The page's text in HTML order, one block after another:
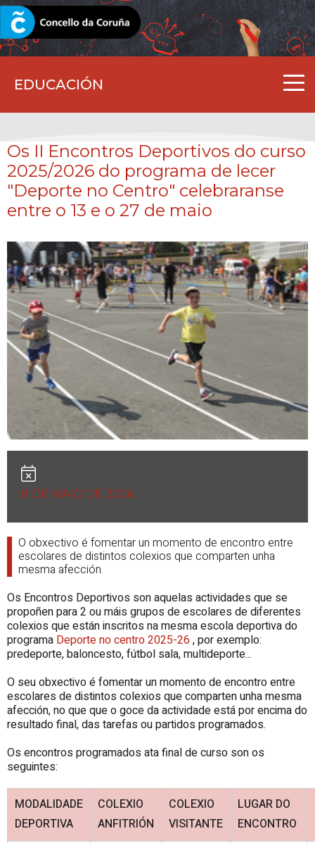
EDUCACIÓN
CORUNA.GAL
Os II Encontros Deportivos do curso
2025/2026 do programa de lecer
"Deporte no Centro" celebraranse
entre o 13 e o 27 de maio
8 DE MAIO DE 2026
O obxectivo é fomentar un momento de encontro entre
escolares de distintos colexios que comparten unha
mesma afección.
Os Encontros Deportivos son aquelas actividades que se
propoñen para 2 ou máis grupos de escolares de diferentes
colexios que están inscritos na mesma escola deportiva do
programa Deporte no centro 2025-26 , por exemplo:
predeporte, baloncesto, fútbol sala, multideporte...
O seu obxectivo é fomentar un momento de encontro entre
escolares de distintos colexios que comparten unha mesma
afección, no que que o goce da actividade está por encima do
resultado final, das tarefas ou partidos programados.
Os encontros programados ata final de curso son os
seguintes:
MODALIDADE
DEPORTIVA
COLEXIO
ANFITRIÓN
COLEXIO
VISITANTE
LUGAR DO
ENCONTRO